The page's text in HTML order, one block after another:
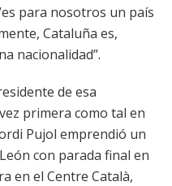
para nosotros un país
Cataluña es,
nacionalidad”.
de esa
primera como tal en
Pujol emprendió un
con parada final en
en el Centre Català,